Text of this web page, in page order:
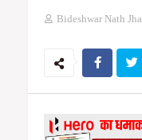
Bideshwar Nath Jha